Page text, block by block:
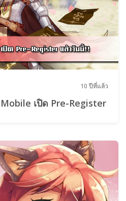
10 ปีที่แล้ว
เปิด Pre-Register